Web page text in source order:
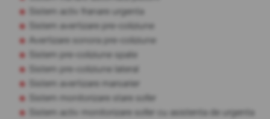
Sistem activ franare urgenta
Sistem avertizare pre-coliziune
Avertizare sonora pre-coliziune
Sistem pre-coliziune spate
Sistem pre-coliziune lateral
Sistem avertizare marsarier
Sistem monitorizare stare sofer
Sistem activ monitorizare sofer cu asistenta de urgenta